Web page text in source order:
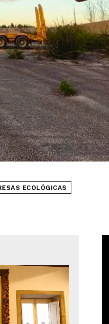
ECOLÓGICAS